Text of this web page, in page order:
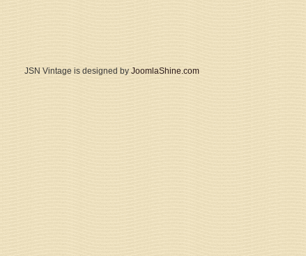
JSN Vintage is designed by JoomlaShine.com